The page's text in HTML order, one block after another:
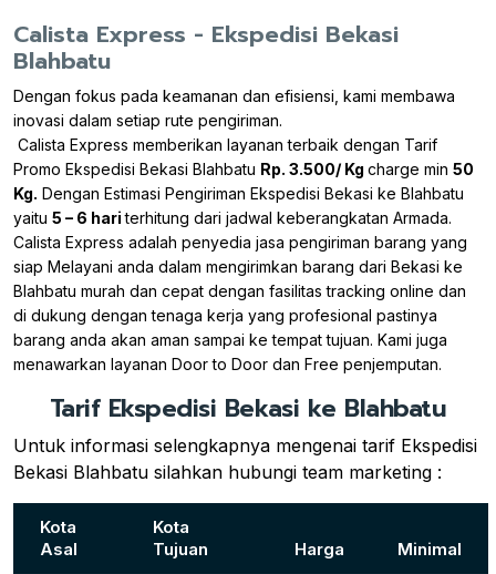
Calista Express - Ekspedisi Bekasi
Blahbatu
Dengan fokus pada keamanan dan efisiensi, kami membawa
inovasi dalam setiap rute pengiriman.
Calista Express memberikan layanan terbaik dengan Tarif
Promo Ekspedisi Bekasi Blahbatu Rp. 3.500/ Kg charge min 50
Kg. Dengan Estimasi Pengiriman Ekspedisi Bekasi ke Blahbatu
yaitu 5 – 6 hariterhitung dari jadwal keberangkatan Armada.
Calista Express adalah penyedia jasa pengiriman barang yang
siap Melayani anda dalam mengirimkan barang dari Bekasi ke
Blahbatu murah dan cepat dengan fasilitas tracking online dan
di dukung dengan tenaga kerja yang profesional pastinya
barang anda akan aman sampai ke tempat tujuan. Kami juga
menawarkan layanan Door to Door dan Free penjemputan.
Tarif Ekspedisi Bekasi ke Blahbatu
Untuk informasi selengkapnya mengenai tarif Ekspedisi
Bekasi Blahbatu silahkan hubungi team marketing :
Kota
Asal
Kota
Tujuan
Harga Minimal